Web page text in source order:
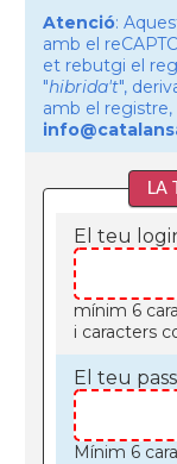
Atenció:
amb el
et rebutgi el
"hibrida't",
amb el
LA
El teu
mínim 6
i caracters
El teu
Mínim 6